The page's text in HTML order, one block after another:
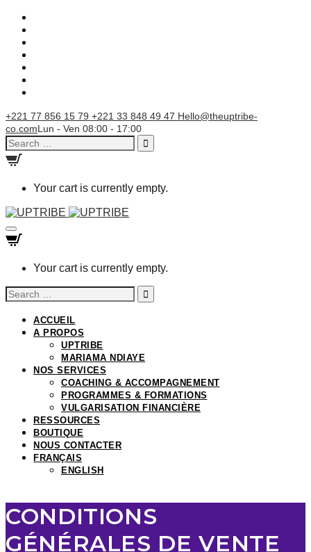
+221 77 856 15 79 +221 33 848 49 47 Hello@theuptribe-
co.comLun - Ven 08:00 - 17:00
Search
for:
Your cart is currently empty.
Toggle
navigation
Your cart is currently empty.
Search
for:
ACCUEIL
A PROPOS
UPTRIBE
MARIAMA NDIAYE
NOS SERVICES
COACHING & ACCOMPAGNEMENT
PROGRAMMES & FORMATIONS
VULGARISATION FINANCIÈRE
RESSOURCES
BOUTIQUE
NOUS CONTACTER
FRANÇAIS
ENGLISH
CONDITIONS
GÉNÉRALES DE VENTE